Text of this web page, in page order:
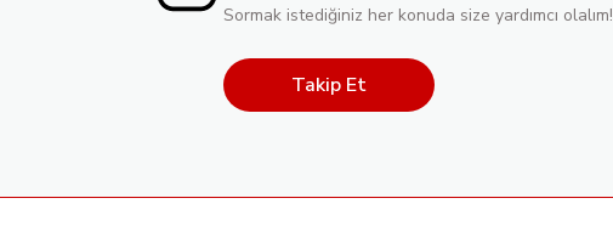
Sormak istediğiniz her konuda size yardımcı olalım!
Takip Et